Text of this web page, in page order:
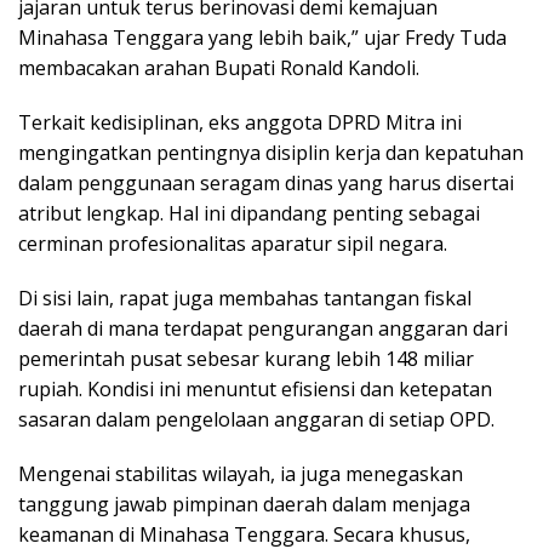
jajaran untuk terus berinovasi demi kemajuan
Minahasa Tenggara yang lebih baik,” ujar Fredy Tuda
membacakan arahan Bupati Ronald Kandoli.
Terkait kedisiplinan, eks anggota DPRD Mitra ini
mengingatkan pentingnya disiplin kerja dan kepatuhan
dalam penggunaan seragam dinas yang harus disertai
atribut lengkap. Hal ini dipandang penting sebagai
cerminan profesionalitas aparatur sipil negara.
Di sisi lain, rapat juga membahas tantangan fiskal
daerah di mana terdapat pengurangan anggaran dari
pemerintah pusat sebesar kurang lebih 148 miliar
rupiah. Kondisi ini menuntut efisiensi dan ketepatan
sasaran dalam pengelolaan anggaran di setiap OPD.
Mengenai stabilitas wilayah, ia juga menegaskan
tanggung jawab pimpinan daerah dalam menjaga
keamanan di Minahasa Tenggara. Secara khusus,